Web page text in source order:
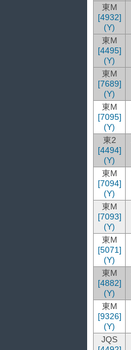
東M
[4932]
(Y)
東M
[4495]
(Y)
東M
[7689]
(Y)
東M
[7095]
(Y)
東2
[4494]
(Y)
東M
[7094]
(Y)
東M
[7093]
(Y)
東M
[5071]
(Y)
東M
[4882]
(Y)
東M
[9326]
(Y)
JQS